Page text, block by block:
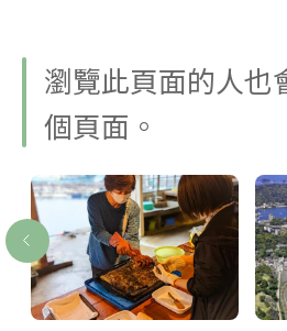
瀏覽此頁面的人也
個頁面。